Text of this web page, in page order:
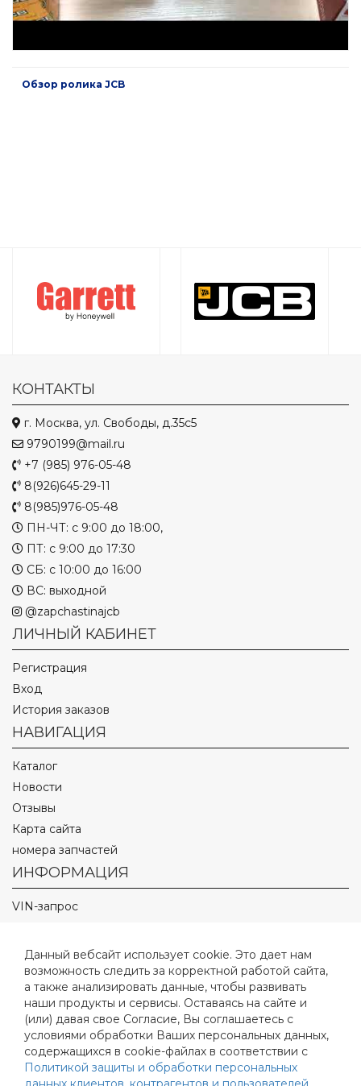
Данный вебсайт использует cookie. Это дает нам
возможность следить за корректной работой сайта,
а также анализировать данные, чтобы развивать
наши продукты и сервисы. Оставаясь на сайте и
(или) давая свое Согласие, Вы соглашаетесь с
условиями обработки Ваших персональных данных,
содержащихся в cookie-файлах в соответствии с
Политикой защиты и обработки персональных
Обзор ролика JCB
КОНТАКТЫ
г. Москва, ул. Свободы, д.35с5
9790199@mail.ru
+7 (985) 976-05-48
8(926)645-29-11
8(985)976-05-48
ПН-ЧТ: с 9:00 до 18:00,
ПТ: с 9:00 до 17:30
СБ: с 10:00 до 16:00
ВС: выходной
@zapchastinajcb
ЛИЧНЫЙ КАБИНЕТ
Регистрация
Вход
История заказов
НАВИГАЦИЯ
Каталог
Новости
Отзывы
Карта сайта
номера запчастей
ИНФОРМАЦИЯ
VIN-запрос
Оптовым покупателям
Оплата и доставка
Полезные статьи
Контакты
Видео
Фото
Реквизиты